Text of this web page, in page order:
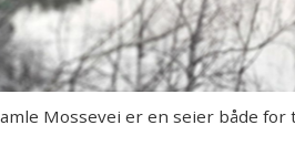
Mossevei er en seier både